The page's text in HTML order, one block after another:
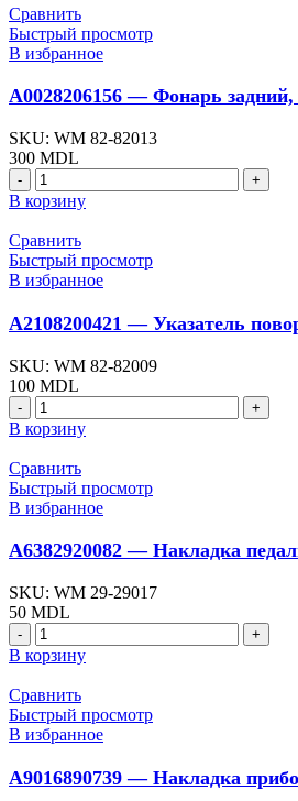
Сравнить
Быстрый просмотр
В избранное
A0028206156 — Фонарь
SKU: WM 82-82013
300 MDL
Количество
товара
A0028206156
-
Фонарь
задний,
верхний,
Mercedes
Vario
В корзину
Сравнить
Быстрый просмотр
В избранное
A2108200421 — Указатель
SKU: WM 82-82009
100 MDL
Количество
товара
A2108200421
-
Указатель
поворота
боковой,
VW
LT,
Mercedes
Sprinter
(Wauldmunt)
В корзину
Сравнить
Быстрый просмотр
В избранное
A6382920082 — Накладка
SKU: WM 29-29017
50 MDL
Количество
товара
A6382920082
-
Накладка
педали
газа,
VW
LT,
В корзину
Сравнить
Быстрый просмотр
В избранное
A9016890739 — Накладка